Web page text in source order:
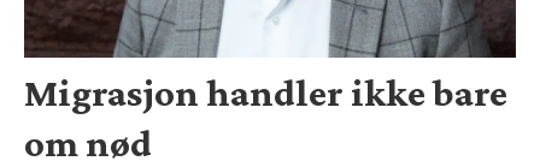
Migrasjon handler ikke bare
om nød